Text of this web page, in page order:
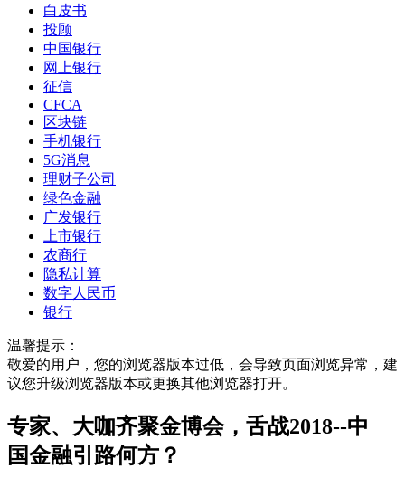
白皮书
投顾
中国银行
网上银行
征信
CFCA
区块链
手机银行
5G消息
理财子公司
绿色金融
广发银行
上市银行
农商行
隐私计算
数字人民币
银行
温馨提示：
敬爱的用户，您的浏览器版本过低，会导致页面浏览异常，建
议您升级浏览器版本或更换其他浏览器打开。
专家、大咖齐聚金博会，舌战2018--中
国金融引路何方？